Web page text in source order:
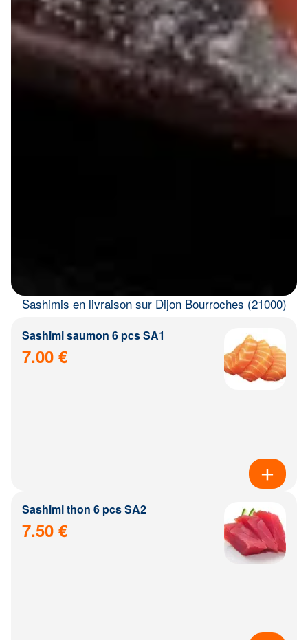
Sashimis en livraison sur Dijon Bourroches (21000)
Sashimi saumon 6 pcs SA1
7.00 €
Sashimi thon 6 pcs SA2
7.50 €